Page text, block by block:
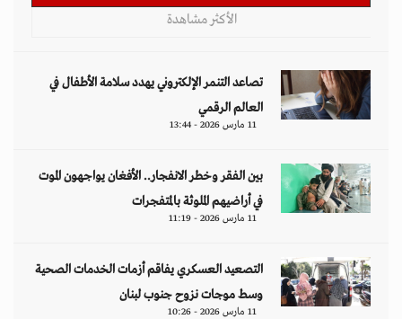
الأكثر مشاهدة
تصاعد التنمر الإلكتروني يهدد سلامة الأطفال في
العالم الرقمي
11 مارس 2026 - 13:44
بين الفقر وخطر الانفجار.. الأفغان يواجهون الموت
في أراضيهم الملوثة بالمتفجرات
11 مارس 2026 - 11:19
التصعيد العسكري يفاقم أزمات الخدمات الصحية
وسط موجات نزوح جنوب لبنان
11 مارس 2026 - 10:26